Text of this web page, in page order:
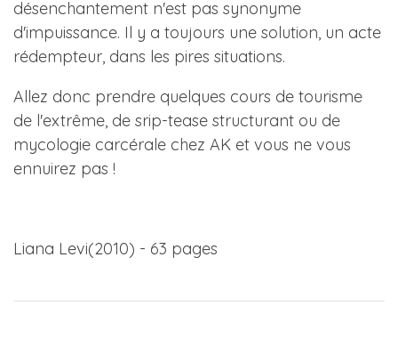
désenchantement n'est pas synonyme
d'impuissance. Il y a toujours une solution, un acte
rédempteur, dans les pires situations.
Allez donc prendre quelques cours de tourisme
de l'extrême, de srip-tease structurant ou de
mycologie carcérale chez AK et vous ne vous
ennuirez pas !
Liana Levi(2010) - 63 pages